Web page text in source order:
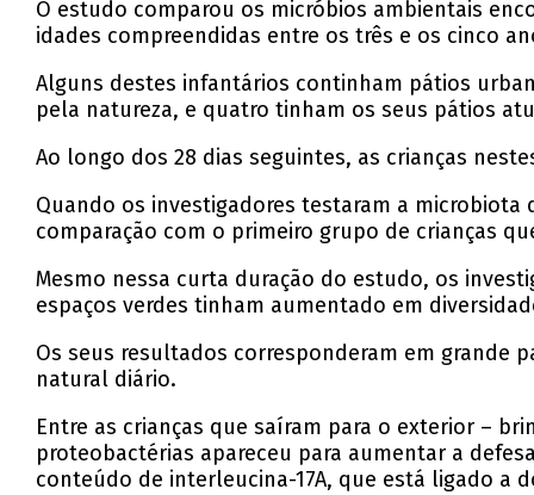
O estudo comparou os micróbios ambientais
idades compreendidas entre os três e os cinco
Alguns destes infantários continham pátios
pela natureza, e quatro tinham os seus pátios
Ao longo dos 28 dias seguintes, as crianças
Quando os investigadores testaram a
comparação com o primeiro grupo de crianças
Mesmo nessa curta duração do estudo, os
espaços verdes tinham aumentado em
Os seus resultados corresponderam em grande
natural diário.
Entre as crianças que saíram para o exterior –
proteobactérias apareceu para aumentar a
conteúdo de interleucina-17A, que está ligado a